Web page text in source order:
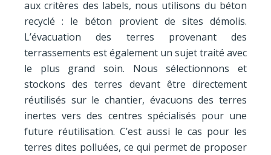
aux critères des labels, nous utilisons du béton
recyclé : le béton provient de sites démolis.
L’évacuation des terres provenant des
terrassements est également un sujet traité avec
le plus grand soin. Nous sélectionnons et
stockons des terres devant être directement
réutilisés sur le chantier, évacuons des terres
inertes vers des centres spécialisés pour une
future réutilisation. C’est aussi le cas pour les
terres dites polluées, ce qui permet de proposer